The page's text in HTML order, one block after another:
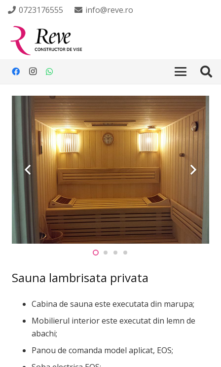
0723176555 info@reve.ro
Sauna lambrisata privata
Cabina de sauna este executata din marupa;
Mobilierul interior este executat din lemn de
abachi;
Panou de comanda model aplicat, EOS;